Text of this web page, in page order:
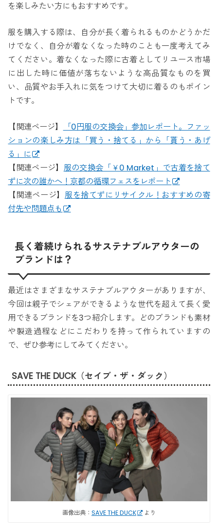
を楽しみたい方にもおすすめです。
服を購入する際は、自分が長く着られるものかどうかだ
けでなく、自分が着なくなった時のことも一度考えてみ
てください。着なくなった際に古着としてリユース市場
に出した時に価値が落ちないような高品質なものを買
い、品質やお手入れに気をつけて大切に着るのもポイン
トです。
【関連ページ】
「0円服の交換会」参加レポート。ファッ
ションの楽しみ方は「買う・捨てる」から「貰う・あげ
る」に
【関連ページ】 服の交換会「￥0 Market」で古着を捨て
ずに次の誰かへ！京都の循環フェスをレポート
【関連ページ】 服を捨てずにリサイクル！おすすめの寄
付先や問題点も
長く着続けられるサステナブルアウターの
ブランドは？
最近はさまざまなサステナブルアウターがありますが、
今回は親子でシェアができるような世代を超えて長く愛
用できるブランドを3つ紹介します。どのブランドも素材
や製造過程などにこだわりを持って作られていますの
で、ぜひ参考にしてみてください。
SAVE THE DUCK（セイブ・ザ・ダック）
画像出典： SAVE THE DUCK より